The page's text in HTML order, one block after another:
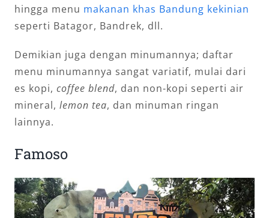
hingga menu makanan khas Bandung kekinian
seperti Batagor, Bandrek, dll.
Demikian juga dengan minumannya; daftar
menu minumannya sangat variatif, mulai dari
es kopi, coffee blend, dan non-kopi seperti air
mineral, lemon tea, dan minuman ringan
lainnya.
Famoso